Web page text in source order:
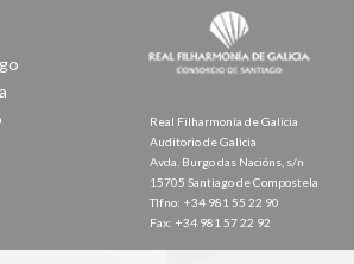
Real Filharmonía de Galicia
Auditorio de Galicia
Avda. Burgo das Nacións, s/n
15705 Santiago de Compostela
Tlfno: +34 981 55 22 90
Fax: +34 981 57 22 92